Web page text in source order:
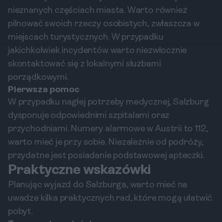
nieznanych częściach miasta. Warto również
pilnować swoich rzeczy osobistych, zwłaszcza w
miejscach turystycznych. W przypadku
jakichkolwiek incydentów warto niezwłocznie
skontaktować się z lokalnymi służbami
porządkowymi.
Pierwsza pomoc
W przypadku nagłej potrzeby medycznej, Salzburg
dysponuje odpowiednimi szpitalami oraz
przychodniami. Numery alarmowe w Austrii to 112,
warto mieć je przy sobie. Niezależnie od podróży,
przydatne jest posiadanie podstawowej apteczki.
Praktyczne wskazówki
Planując wyjazd do Salzburga, warto mieć na
uwadze kilka praktycznych rad, które mogą ułatwić
pobyt.